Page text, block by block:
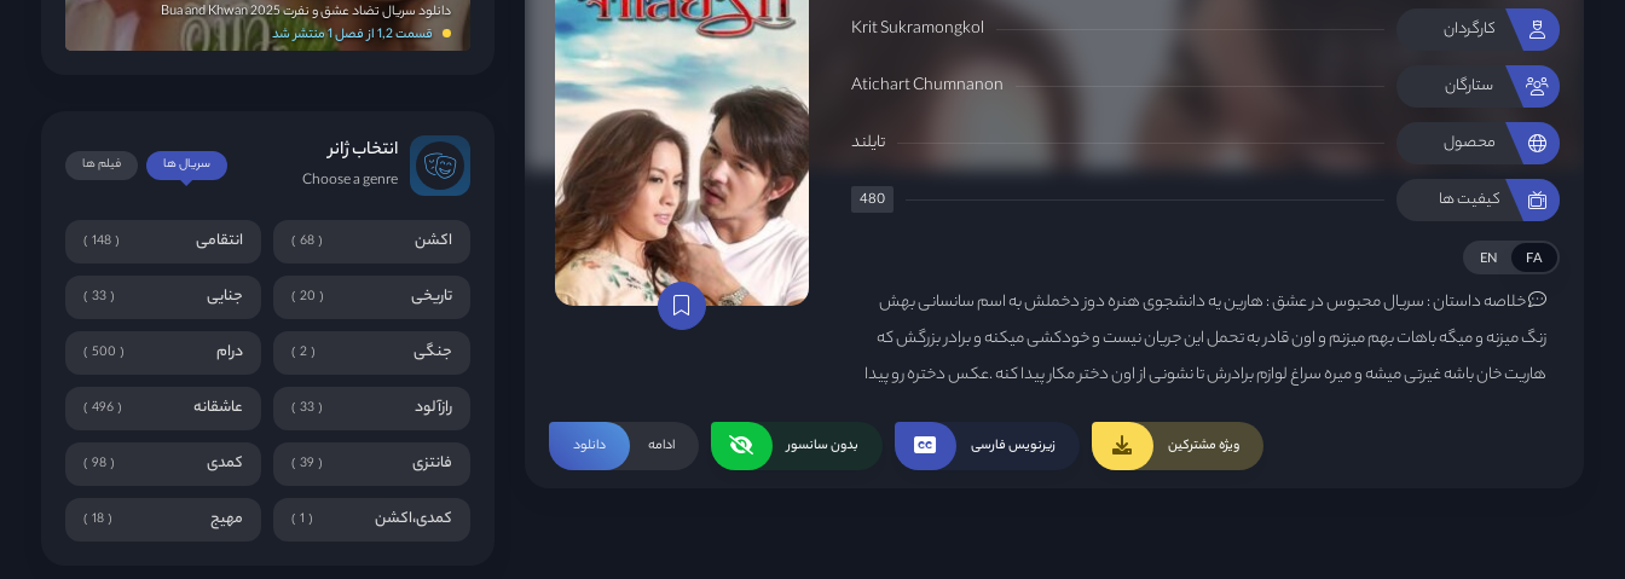
کارگردان Krit Sukramongkol
ستارگان Atichart Chumnanon
محصول تایلند
کیفیت ها 480
FA
EN
خلاصه داستان :سریال محبوس در عشق : هارین یه دانشجوی هنره دوز دخملش به اسم سانسانی بهش
زنگ میزنه و میگه باهات بهم میزنم و اون قادر به تحمل این جریان نیست و خودکشی میکنه و برادر بزرگش که
هاریت خان باشه غیرتی میشه و میره سراغ لوازم برادرش تا نشونی از اون دختر مکار پیدا کنه .عکس دختره رو پیدا
در یک جمله از خجالت هر چی اذیت کردنه در میاد، مدتی میگذره و دختره سعی میکنه این مرد غیرتی و دیوونه رو
ادامه دانلود ویژه مشترکین زیرنویس فارسی بدون سانسور
دانلود سریال تضاد عشق و نفرت Bua and Khwan 2025
قسمت 1,2 از فصل 1 منتشر شد
انتخاب ژانر
Choose a genre
فیلم ها سریال ها
اکشن 68 انتقامی 148
تاریخی 20 جنایی 33
جنگی 2 درام 500
رازآلود 33 عاشقانه 496
فانتزی 39 کمدی 98
کمدی،اکشن 1 مهیج 18